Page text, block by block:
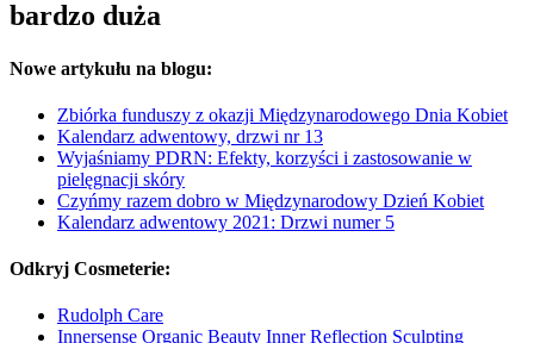
bardzo duża
Nowe artykułu na blogu:
Zbiórka funduszy z okazji Międzynarodowego Dnia Kobiet
Kalendarz adwentowy, drzwi nr 13
Wyjaśniamy PDRN: Efekty, korzyści i zastosowanie w
pielęgnacji skóry
Czyńmy razem dobro w Międzynarodowy Dzień Kobiet
Kalendarz adwentowy 2021: Drzwi numer 5
Odkryj Cosmeterie:
Rudolph Care
Innersense Organic Beauty Inner Reflection Sculpting